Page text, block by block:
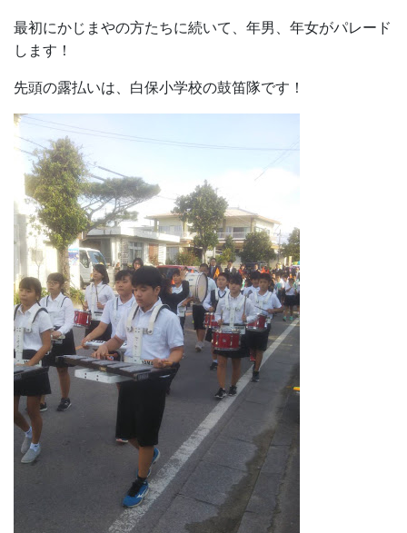
最初にかじまやの方たちに続いて、年男、年女がパレード
します！
先頭の露払いは、白保小学校の鼓笛隊です！